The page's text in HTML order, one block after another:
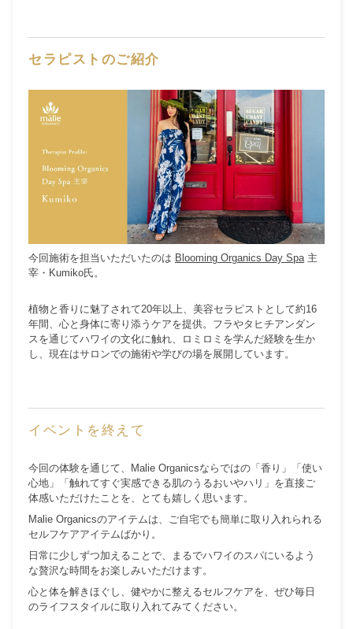
セラピストのご紹介
今回施術を担当いただいたのは Blooming Organics Day Spa主
宰・Kumiko氏。
植物と香りに魅了されて20年以上、美容セラピストとして約16
年間、心と身体に寄り添うケアを提供。フラやタヒチアンダン
スを通じてハワイの文化に触れ、ロミロミを学んだ経験を生か
し、現在はサロンでの施術や学びの場を展開しています。
イベントを終えて
今回の体験を通じて、Malie Organicsならではの「香り」「使い
心地」「触れてすぐ実感できる肌のうるおいやハリ」を直接ご
体感いただけたことを、とても嬉しく思います。
Malie Organicsのアイテムは、ご自宅でも簡単に取り入れられる
セルフケアアイテムばかり。
日常に少しずつ加えることで、まるでハワイのスパにいるよう
な贅沢な時間をお楽しみいただけます。
心と体を解きほぐし、健やかに整えるセルフケアを、ぜひ毎日
のライフスタイルに取り入れてみてください。